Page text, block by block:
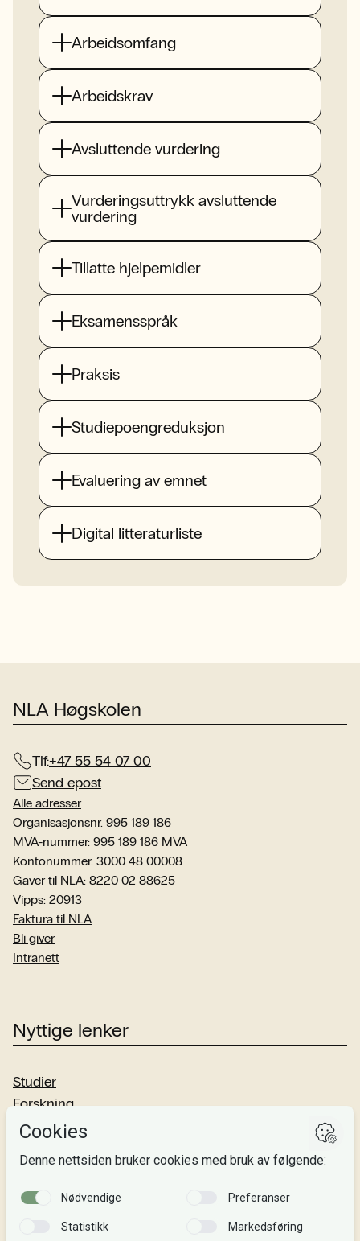
Arbeidsomfang
Arbeidskrav
Avsluttende vurdering
Vurderingsuttrykk avsluttende
vurdering
Tillatte hjelpemidler
Eksamensspråk
Praksis
Studiepoengreduksjon
Evaluering av emnet
Digital litteraturliste
NLA Høgskolen
Tlf:+47 55 54 07 00
Send epost
Alle adresser
Organisasjonsnr. 995 189 186
MVA-nummer: 995 189 186 MVA
Kontonummer: 3000 48 00008
Gaver til NLA: 8220 02 88625
Vipps: 20913
Faktura til NLA
Bli giver
Intranett
Nyttige lenker
Studier
Forskning
Om oss
Si fra!